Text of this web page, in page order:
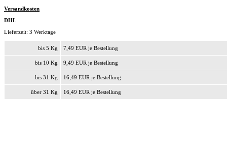
Versandkosten
DHL
Lieferzeit: 3 Werktage
bis 5 Kg 7,49 EUR je Bestellung
bis 10 Kg 9,49 EUR je Bestellung
bis 31 Kg 16,49 EUR je Bestellung
über 31 Kg 16,49 EUR je Bestellung